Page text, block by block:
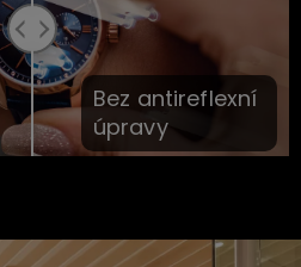
Bez antireflexní
úpravy